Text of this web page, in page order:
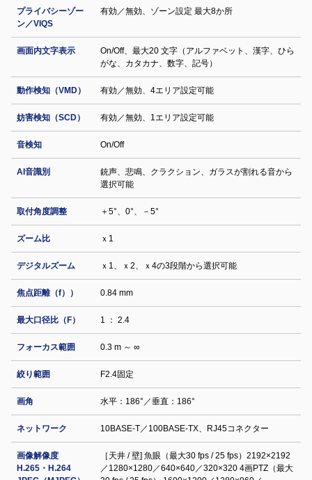
プライバシーゾー
ン／VIQS
有効／無効、ゾーン設定 最大8か所
画面内文字表示
On/Off、最大20 文字（アルファベット、漢字、ひら
がな、カタカナ、数字、記号）
動作検知（VMD） 有効／無効、4エリア設定可能
妨害検知（SCD） 有効／無効、1エリア設定可能
音検知 On/Off
AI音識別
銃声、悲鳴、クラクション、ガラスが割れる音から
選択可能
取付角度調整 ＋5°、0°、－5°
ズーム比 ｘ1
デジタルズーム ｘ1、ｘ2、ｘ4の3段階から選択可能
焦点距離（f）） 0.84 mm
最大口径比（F） 1 ： 2.4
フォーカス範囲 0.3 m ～ ∞
絞り範囲 F2.4固定
画角 水平：186°／垂直：186°
ネットワーク 10BASE-T／100BASE-TX、RJ45コネクター
画像解像度
H.265・H.264
［天井 / 壁] 魚眼（最大30 fps / 25 fps）2192×2192
／1280×1280／640×640／320×320 4画PTZ（最大